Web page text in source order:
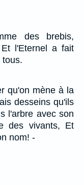
des brebis,
l'Eternel a fait
tous.
qu'on mène à la
desseins qu'ils
l'arbre avec son
des vivants, Et
nom! -